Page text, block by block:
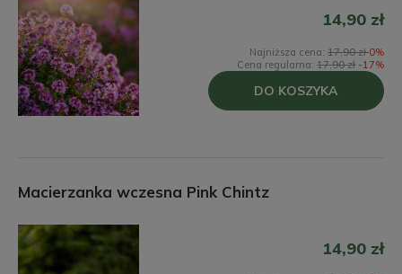
14,90 zł
Najniższa cena: 17,90 zł0%
Cena regularna: 17,90 zł -17%
DO KOSZYKA
Macierzanka wczesna Pink Chintz
14,90 zł